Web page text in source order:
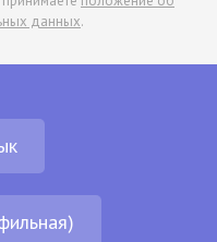
данных.